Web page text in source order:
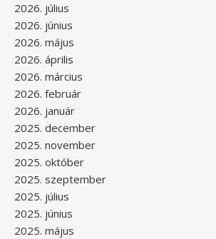
2026. július
2026. június
2026. május
2026. április
2026. március
2026. február
2026. január
2025. december
2025. november
2025. október
2025. szeptember
2025. július
2025. június
2025. május